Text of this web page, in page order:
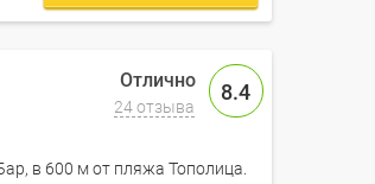
8.4
24 отзыва
в 600 м от пляжа Тополица.